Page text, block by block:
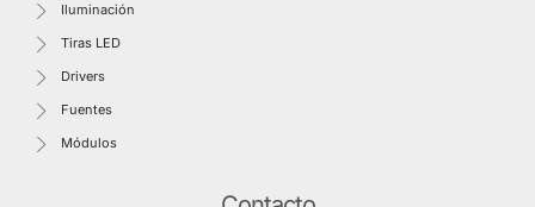
Iluminación
Tiras LED
Drivers
Fuentes
Módulos